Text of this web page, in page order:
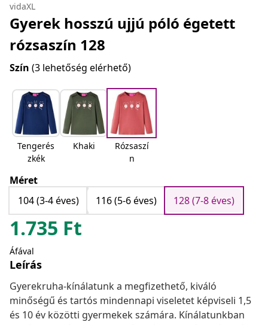
vidaXL
Gyerek hosszú ujjú póló égetett
rózsaszín 128
Szín (3 lehetőség elérhető)
Tengerés
zkék
Khaki
Rózsaszí
n
Méret
104 (3-4 éves)
116 (5-6 éves) 128 (7-8 éves)
1.735 Ft
Áfával
Leírás
Gyerekruha-kínálatunk a megfizethető, kiváló
minőségű és tartós mindennapi viseletet képviseli 1,5
és 10 év közötti gyermekek számára. Kínálatunkban